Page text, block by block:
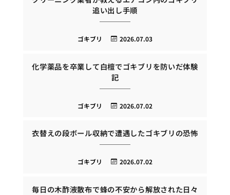
追い出し手順
2026.07.03
ゴキブリ
化学薬品を卒業して白檀でゴキブリを防いだ体験
記
2026.07.02
ゴキブリ
衣替えの段ボール収納で遭遇したゴキブリの恐怖
2026.07.02
ゴキブリ
毎日の木酢液散布で蜂の不安から解放された日々